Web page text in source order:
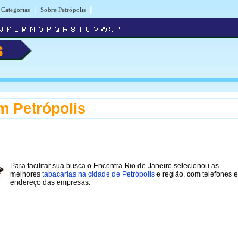
Categorias | Sobre Petrópolis |
Petrópolis
Para facilitar sua busca o Encontra Rio de Janeiro selecionou as
melhores tabacarias na cidade de Petrópolis e região, com telefones e
endereço das empresas.